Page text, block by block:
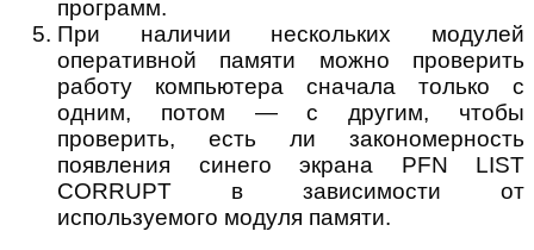
программ.
При наличии нескольких модулей
оперативной памяти можно проверить
работу компьютера сначала только с
одним, потом — с другим, чтобы
проверить, есть ли закономерность
появления синего экрана PFN LIST
CORRUPT в зависимости от
используемого модуля памяти.